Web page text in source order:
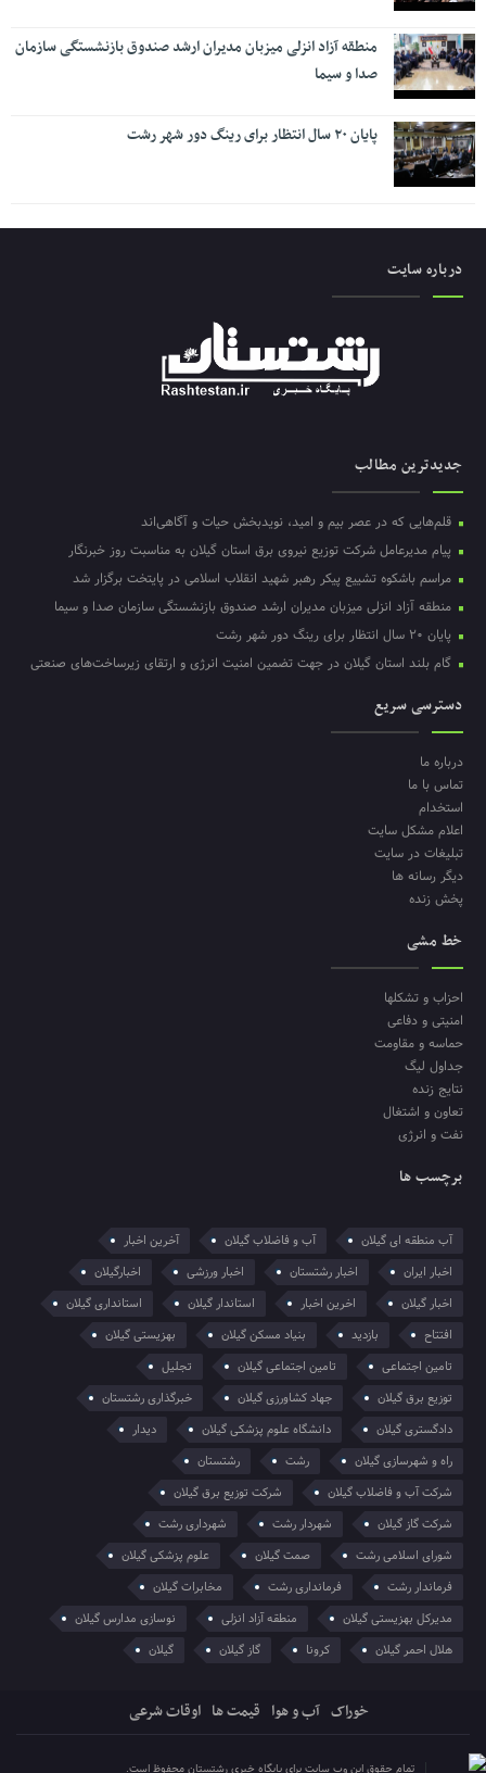
منطقه آزاد انزلی میزبان مدیران ارشد صندوق بازنشستگی سازمان
صدا و سیما
پایان ۲۰ سال انتظار برای رینگ دور شهر رشت
درباره سایت
جدیدترین مطالب
قلم‌هایی که در عصر بیم و امید، نویدبخش حیات و آگاهی‌اند
پیام مدیرعامل شرکت توزیع نیروی برق استان گیلان به مناسبت روز خبرنگار ‌
مراسم باشکوه تشییع پیکر رهبر شهید انقلاب اسلامی در پایتخت برگزار شد
منطقه آزاد انزلی میزبان مدیران ارشد صندوق بازنشستگی سازمان صدا و سیما
پایان ۲۰ سال انتظار برای رینگ دور شهر رشت
گام بلند استان گیلان در جهت تضمین امنیت انرژی و ارتقای زیرساخت‌های صنعتی
دسترسی سریع
درباره ما
تماس با ما
استخدام
اعلام مشکل سایت
تبلیغات در سایت
دیگر رسانه ها
پخش زنده
خط مشی
احزاب و تشکلها
امنیتی و دفاعی
حماسه و مقاومت
جداول لیگ
نتایج زنده
تعاون و اشتغال
نفت و انرژی
برچسب ها
آب منطقه ای گیلان آب و فاضلاب گیلان
آخرین اخبار
اخبار ایران
اخبار رشتستان اخبار ورزشی
اخبارگیلان
اخبار گیلان
اخرین اخبار استاندار گیلان
استانداری گیلان
افتتاح
بازدید بنیاد مسکن گیلان
بهزیستی گیلان
تامین اجتماعی
تامین اجتماعی گیلان
تجلیل
توزیع برق گیلان
جهاد کشاورزی گیلان
خبرگذاری رشتستان
دادگستری گیلان
دانشگاه علوم پزشکی گیلان
دیدار
راه و شهرسازی گیلان
رشت
رشتستان
شرکت آب و فاضلاب گیلان
شرکت توزیع برق گیلان
شرکت گاز گیلان
شهردار رشت
شهرداری رشت
شورای اسلامی رشت
صمت گیلان
علوم پزشکی گیلان
فرماندار رشت
فرمانداری رشت
مخابرات گیلان
مدیرکل بهزیستی گیلان
منطقه آزاد انزلی
نوسازی مدارس گیلان
هلال احمر گیلان
کرونا گاز گیلان گیلان
خوراک آب و هوا قیمت ها اوقات شرعی
تمام حقوق این وب سایت برای پایگاه خبری رشتستان محفوظ است.